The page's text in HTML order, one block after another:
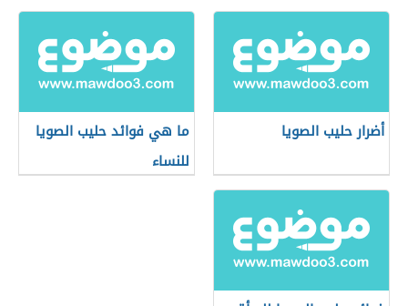
أضرار حليب الصويا
ما هي فوائد حليب الصويا
للنساء